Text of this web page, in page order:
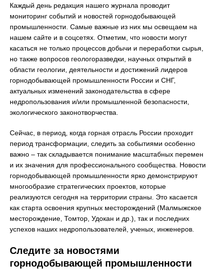
Каждый день редакция нашего журнала проводит
мониторинг событий и новостей горнодобывающей
промышленности. Самые важные из них мы освещаем на
нашем сайте и в соцсетях. Отметим, что новости могут
касаться не только процессов добычи и переработки сырья,
но также вопросов геологоразведки, научных открытий в
области геологии, деятельности и достижений лидеров
горнодобывающей промышленности России и СНГ,
актуальных изменений законодательства в сфере
недропользования и/или промышленной безопасности,
экологического законотворчества.
Сейчас, в период, когда горная отрасль России проходит
период трансформации, следить за событиями особенно
важно – так складывается понимание масштабных перемен
и их значения для профессионального сообщества. Новости
горнодобывающей промышленности ярко демонстрируют
многообразие стратегических проектов, которые
реализуются сегодня на территории страны. Это касается
как старта освоения крупных месторождений (Малмыжское
месторождение, Томтор, Удокан и др.), так и последних
успехов наших недропользователей, ученых, инженеров.
Следите за новостями
горнодобывающей промышленности